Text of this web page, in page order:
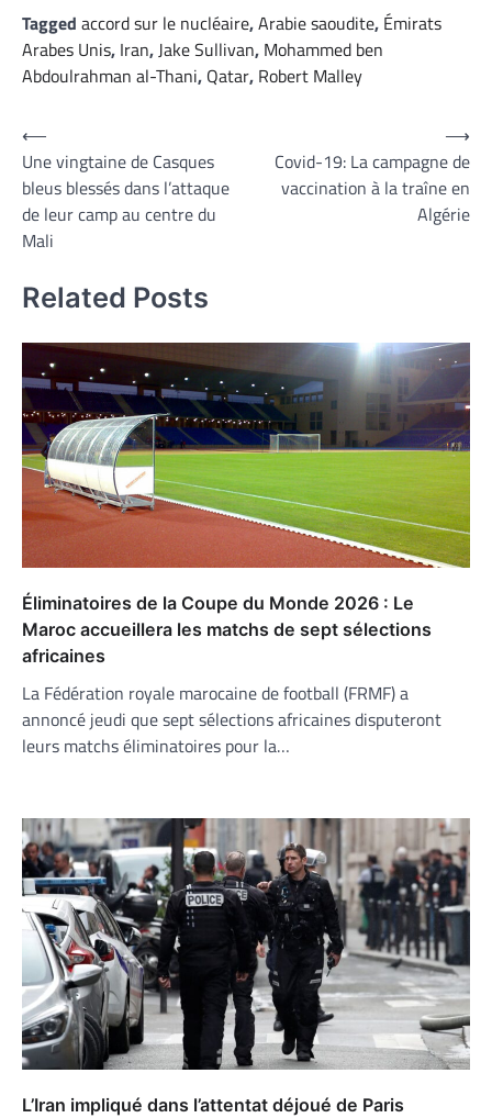
Tagged accord sur le nucléaire,Arabie saoudite, Émirats
Arabes Unis, Iran,Jake Sullivan, Mohammed ben
Abdoulrahman al-Thani, Qatar, Robert Malley
Navigation
de
l’article
⟵
Une vingtaine de Casques
bleus blessés dans l’attaque
de leur camp au centre du
Mali
Covid-19: La campagne de
vaccination à la traîne en
Algérie
⟶
Related Posts
Éliminatoires de la Coupe du Monde 2026 : Le
Maroc accueillera les matchs de sept sélections
africaines
La Fédération royale marocaine de football (FRMF) a
annoncé jeudi que sept sélections africaines disputeront
leurs matchs éliminatoires pour la…
L’Iran impliqué dans l’attentat déjoué de Paris